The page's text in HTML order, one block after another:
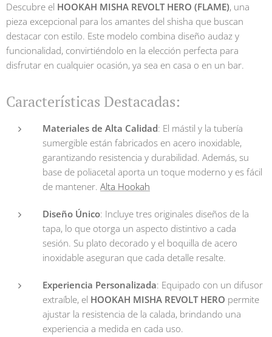
Descubre el HOOKAH MISHA REVOLT HERO (FLAME), una
pieza excepcional para los amantes del shisha que buscan
destacar con estilo. Este modelo combina diseño audaz y
funcionalidad, convirtiéndolo en la elección perfecta para
disfrutar en cualquier ocasión, ya sea en casa o en un bar.
Características Destacadas:
Materiales de Alta Calidad: El mástil y la tubería
sumergible están fabricados en acero inoxidable,
garantizando resistencia y durabilidad. Además, su
base de poliacetal aporta un toque moderno y es fácil
de mantener. Alta Hookah
Diseño Único: Incluye tres originales diseños de la
tapa, lo que otorga un aspecto distintivo a cada
sesión. Su plato decorado y el boquilla de acero
inoxidable aseguran que cada detalle resalte.
Experiencia Personalizada: Equipado con un difusor
extraíble, el HOOKAH MISHA REVOLT HERO permite
ajustar la resistencia de la calada, brindando una
experiencia a medida en cada uso.